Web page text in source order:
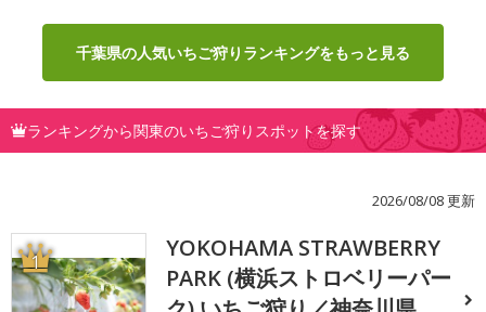
千葉県の人気いちご狩りランキングをもっと見る
ランキングから関東のいちご狩りスポットを探す
2026/08/08 更新
1
YOKOHAMA STRAWBERRY
PARK (横浜ストロベリーパー